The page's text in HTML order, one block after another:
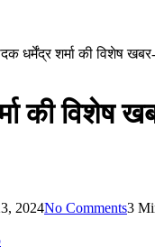
धर्मेंद्र शर्मा की विशेष
की विशेष
2024No Comments3